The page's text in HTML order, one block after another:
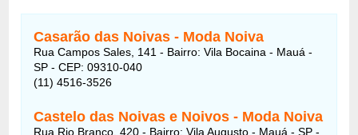
Casarão das Noivas - Moda Noiva
Rua Campos Sales, 141 - Bairro: Vila Bocaina - Mauá -
SP - CEP: 09310-040
(11) 4516-3526
Castelo das Noivas e Noivos - Moda Noiva
Rua Rio Branco, 420 - Bairro: Vila Augusto - Mauá - SP -